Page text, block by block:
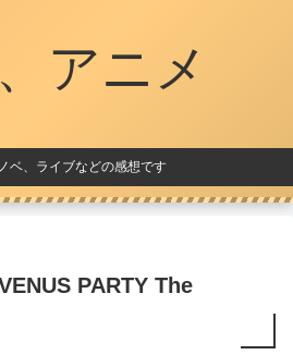
アニメ
ベ、ライブなどの感想です
PARTY The